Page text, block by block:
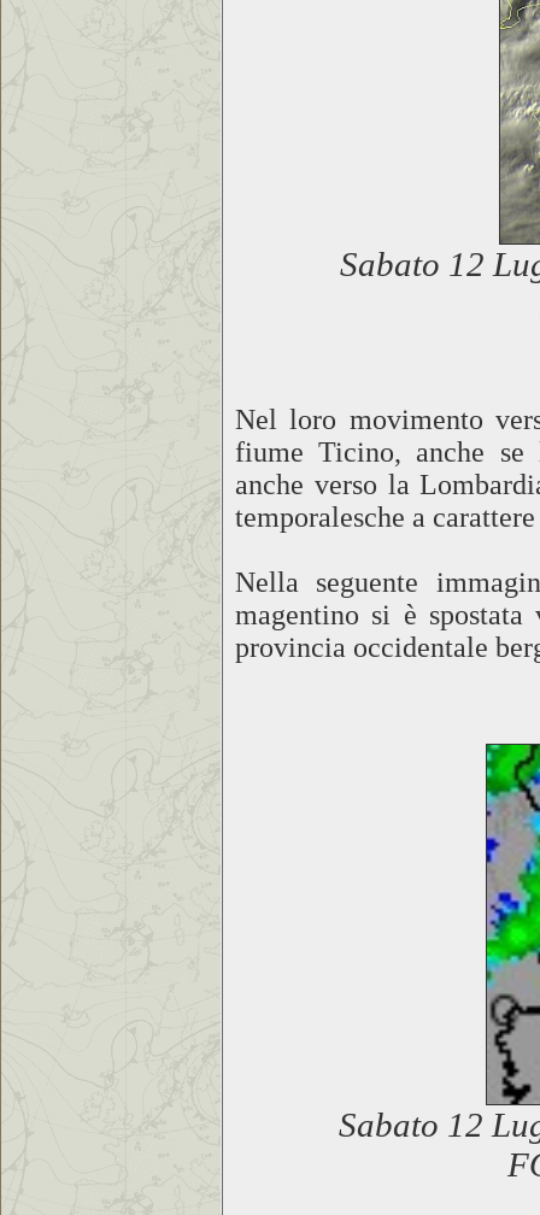
Sabato 12
Nel loro movimento
fiume Ticino, anche se
anche verso la
temporalesche a
Nella seguente
magentino si è
provincia occidentale
Sabato 12